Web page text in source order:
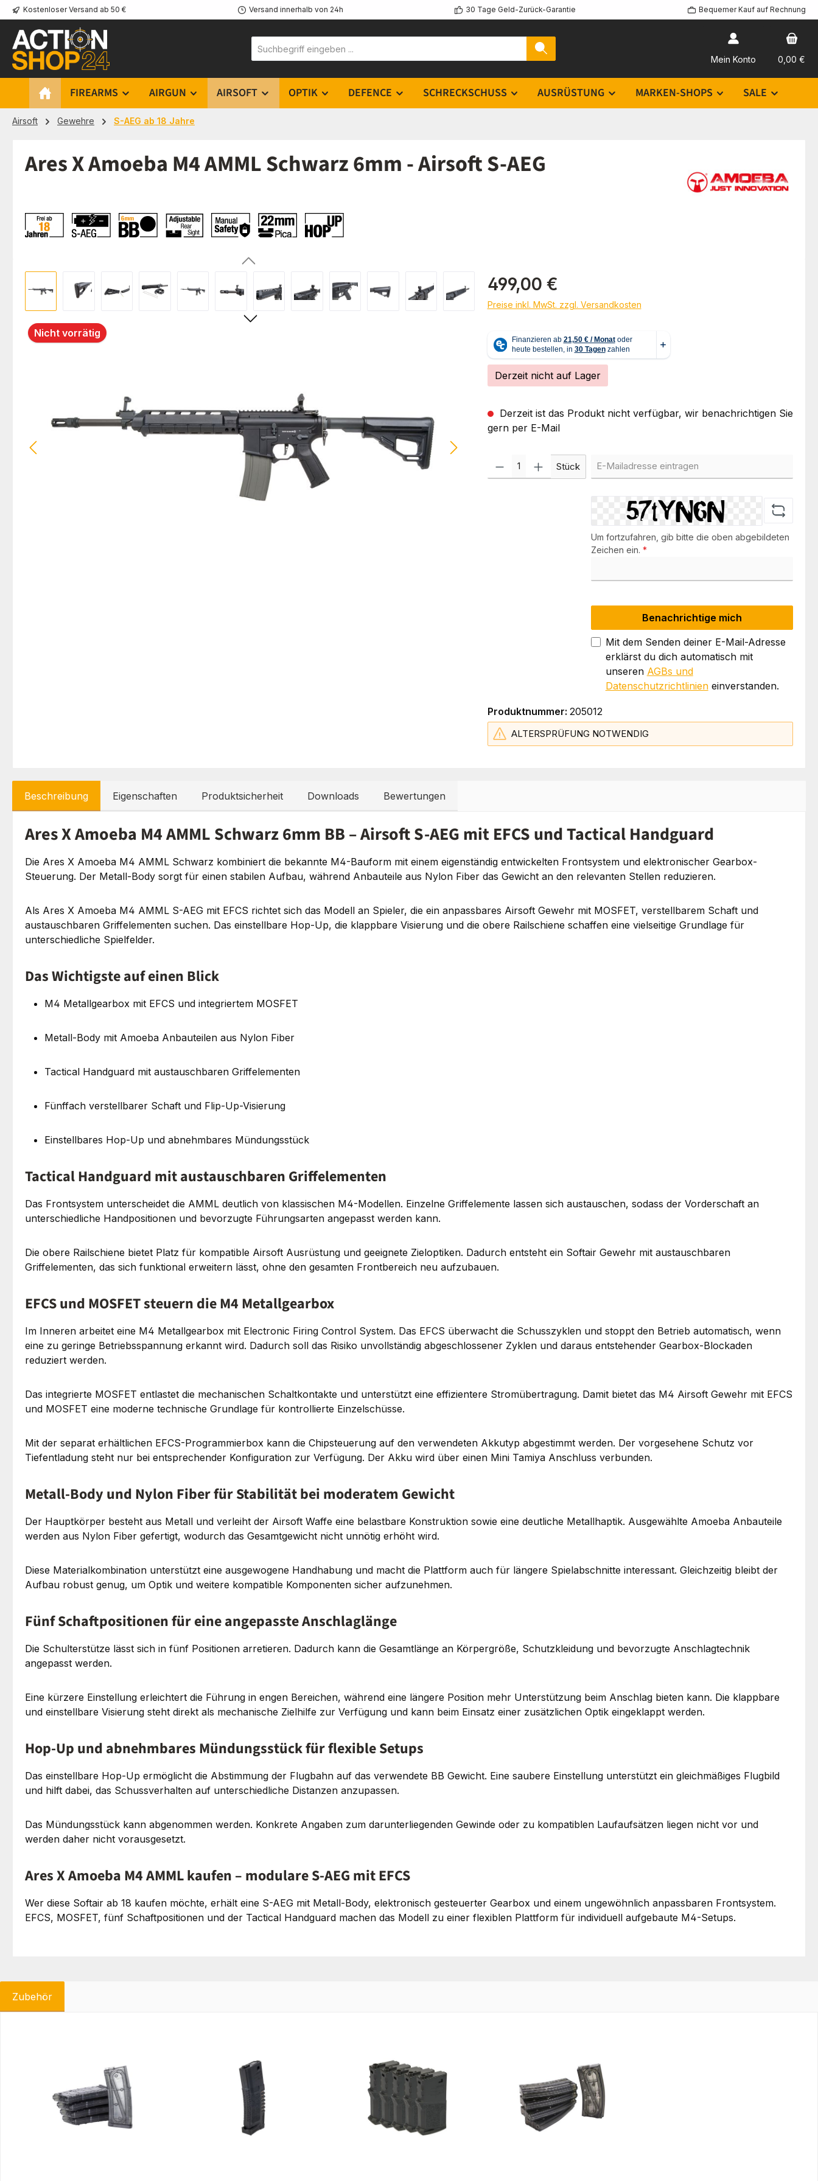
Hauptinhalt springen
Zur Suche springen
Zur Hauptnavigation springen
Kostenloser Versand ab 50 € Versand innerhalb von 24h 30 Tage Geld-Zurück-Garantie Bequemer Kauf auf Rechnung
Mein Konto 0,00 €
FIREARMS AIRGUN AIRSOFT OPTIK DEFENCE SCHRECKSCHUSS AUSRÜSTUNG MARKEN-SHOPS SALE
Airsoft Gewehre S-AEG ab 18 Jahre
Ares X Amoeba M4 AMML Schwarz 6mm - Airsoft S-AEG
Nicht vorrätig
Regulärer Preis:
499,00 €
Preise inkl. MwSt. zzgl. Versandkosten
Derzeit nicht auf Lager
Derzeit ist das Produkt nicht verfügbar, wir benachrichtigen Sie
gern per E-Mail
Stück
Um fortzufahren, gib bitte die oben abgebildeten
Zeichen ein. *
Benachrichtige mich
Mit dem Senden deiner E-Mail-Adresse
erklärst du dich automatisch mit
unseren AGBs und
Datenschutzrichtlinieneinverstanden.
Produktnummer: 205012
ALTERSPRÜFUNG NOTWENDIG
Beschreibung Eigenschaften Produktsicherheit Downloads Bewertungen
Ares X Amoeba M4 AMML Schwarz 6mm BB – Airsoft S-AEG mit EFCS und Tactical Handguard
Die Ares X Amoeba M4 AMML Schwarz kombiniert die bekannte M4-Bauform mit einem eigenständig entwickelten Frontsystem und elektronischer Gearbox-
Steuerung. Der Metall-Body sorgt für einen stabilen Aufbau, während Anbauteile aus Nylon Fiber das Gewicht an den relevanten Stellen reduzieren.
Als Ares X Amoeba M4 AMML S-AEG mit EFCS richtet sich das Modell an Spieler, die ein anpassbares Airsoft Gewehr mit MOSFET, verstellbarem Schaft und
austauschbaren Griffelementen suchen. Das einstellbare Hop-Up, die klappbare Visierung und die obere Railschiene schaffen eine vielseitige Grundlage für
unterschiedliche Spielfelder.
Das Wichtigste auf einen Blick
M4 Metallgearbox mit EFCS und integriertem MOSFET
Metall-Body mit Amoeba Anbauteilen aus Nylon Fiber
Tactical Handguard mit austauschbaren Griffelementen
Fünffach verstellbarer Schaft und Flip-Up-Visierung
Einstellbares Hop-Up und abnehmbares Mündungsstück
Tactical Handguard mit austauschbaren Griffelementen
Das Frontsystem unterscheidet die AMML deutlich von klassischen M4-Modellen. Einzelne Griffelemente lassen sich austauschen, sodass der Vorderschaft an
unterschiedliche Handpositionen und bevorzugte Führungsarten angepasst werden kann.
Die obere Railschiene bietet Platz für kompatible Airsoft Ausrüstung und geeignete Zieloptiken. Dadurch entsteht ein Softair Gewehr mit austauschbaren
Griffelementen, das sich funktional erweitern lässt, ohne den gesamten Frontbereich neu aufzubauen.
EFCS und MOSFET steuern die M4 Metallgearbox
Im Inneren arbeitet eine M4 Metallgearbox mit Electronic Firing Control System. Das EFCS überwacht die Schusszyklen und stoppt den Betrieb automatisch, wenn
eine zu geringe Betriebsspannung erkannt wird. Dadurch soll das Risiko unvollständig abgeschlossener Zyklen und daraus entstehender Gearbox-Blockaden
reduziert werden.
Das integrierte MOSFET entlastet die mechanischen Schaltkontakte und unterstützt eine effizientere Stromübertragung. Damit bietet das M4 Airsoft Gewehr mit EFCS
und MOSFET eine moderne technische Grundlage für kontrollierte Einzelschüsse.
Mit der separat erhältlichen EFCS-Programmierbox kann die Chipsteuerung auf den verwendeten Akkutyp abgestimmt werden. Der vorgesehene Schutz vor
Tiefentladung steht nur bei entsprechender Konfiguration zur Verfügung. Der Akku wird über einen Mini Tamiya Anschluss verbunden.
Metall-Body und Nylon Fiber für Stabilität bei moderatem Gewicht
Der Hauptkörper besteht aus Metall und verleiht der Airsoft Waffe eine belastbare Konstruktion sowie eine deutliche Metallhaptik. Ausgewählte Amoeba Anbauteile
werden aus Nylon Fiber gefertigt, wodurch das Gesamtgewicht nicht unnötig erhöht wird.
Diese Materialkombination unterstützt eine ausgewogene Handhabung und macht die Plattform auch für längere Spielabschnitte interessant. Gleichzeitig bleibt der
Aufbau robust genug, um Optik und weitere kompatible Komponenten sicher aufzunehmen.
Fünf Schaftpositionen für eine angepasste Anschlaglänge
Die Schulterstütze lässt sich in fünf Positionen arretieren. Dadurch kann die Gesamtlänge an Körpergröße, Schutzkleidung und bevorzugte Anschlagtechnik
angepasst werden.
Eine kürzere Einstellung erleichtert die Führung in engen Bereichen, während eine längere Position mehr Unterstützung beim Anschlag bieten kann. Die klappbare
und einstellbare Visierung steht direkt als mechanische Zielhilfe zur Verfügung und kann beim Einsatz einer zusätzlichen Optik eingeklappt werden.
Hop-Up und abnehmbares Mündungsstück für flexible Setups
Das einstellbare Hop-Up ermöglicht die Abstimmung der Flugbahn auf das verwendete BB Gewicht. Eine saubere Einstellung unterstützt ein gleichmäßiges Flugbild
und hilft dabei, das Schussverhalten auf unterschiedliche Distanzen anzupassen.
Das Mündungsstück kann abgenommen werden. Konkrete Angaben zum darunterliegenden Gewinde oder zu kompatiblen Laufaufsätzen liegen nicht vor und
werden daher nicht vorausgesetzt.
Ares X Amoeba M4 AMML kaufen – modulare S-AEG mit EFCS
Wer diese Softair ab 18 kaufen möchte, erhält eine S-AEG mit Metall-Body, elektronisch gesteuerter Gearbox und einem ungewöhnlich anpassbaren Frontsystem.
EFCS, MOSFET, fünf Schaftpositionen und der Tactical Handguard machen das Modell zu einer flexiblen Plattform für individuell aufgebaute M4-Setups.
Zubehör